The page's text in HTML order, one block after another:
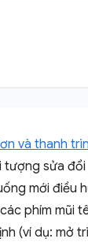
và thanh
tượng sửa đổi
mới điều
phím mũi
(ví dụ: mở